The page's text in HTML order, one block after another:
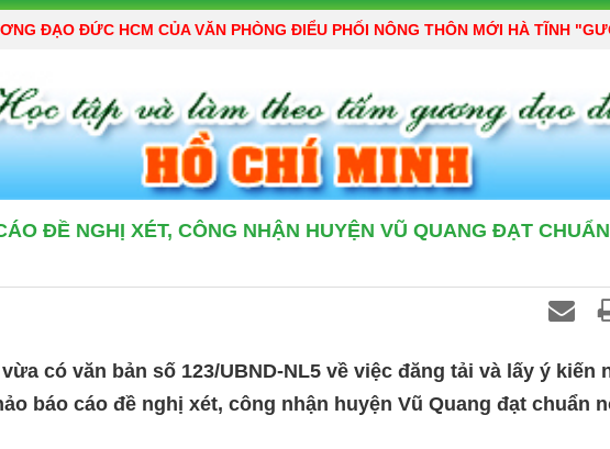
HCM CỦA VĂN PHÒNG ĐIỂU PHỐI NÔNG THÔN MỚI HÀ TĨNH "GƯƠNG
ĐỀ NGHỊ XÉT, CÔNG NHẬN HUYỆN VŨ QUANG ĐẠT
có văn bản số 123/UBND-NL5 về việc đăng tải và lấy ý kiến
báo cáo đề nghị xét, công nhận huyện Vũ Quang đạt chuẩn